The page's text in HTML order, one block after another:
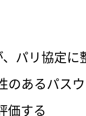
パリ協定
のあるパス
価する